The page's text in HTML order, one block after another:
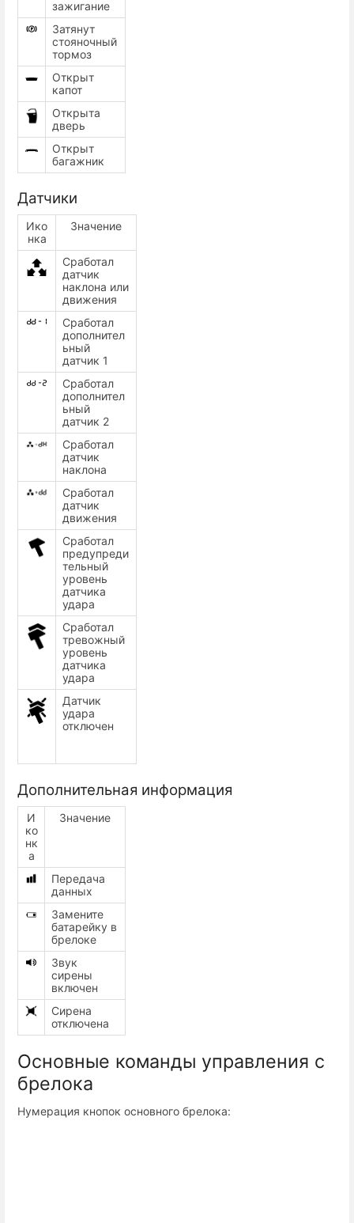
зажигание
Затянут
стояночный
тормоз
Открыт
капот
Открыта
дверь
Открыт
багажник
Датчики
Ико
нка
Значение
Сработал
датчик
наклона или
движения
Сработал
дополнител
ьный
датчик 1
Сработал
дополнител
ьный
датчик 2
Сработал
датчик
наклона
Сработал
датчик
движения
Сработал
предупреди
тельный
уровень
датчика
удара
Сработал
тревожный
уровень
датчика
удара
Датчик
удара
отключен
Дополнительная информация
И
ко
нк
а
Значение
Передача
данных
Замените
батарейку в
брелоке
Звук
сирены
включен
Сирена
отключена
Основные команды управления с
брелока
Нумерация кнопок основного брелока: